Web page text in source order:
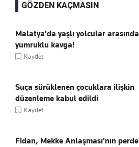
GÖZDEN KAÇMASIN
Malatya'da yaşlı yolcular arasında
yumruklu kavga!
Kaydet
Suça sürüklenen çocuklara ilişkin
düzenleme kabul edildi
Kaydet
Fidan, Mekke Anlaşması'nın perde